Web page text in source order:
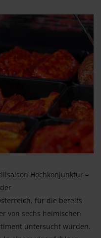
Hochkonjunktur –
der
für die bereits
von sechs heimischen
untersucht wurden.